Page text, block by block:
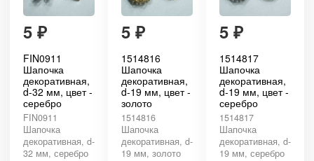
5 ₽
FIN0911
Шапочка
декоративная,
d-32 мм, цвет -
серебро
FIN0911
Шапочка
декоративная, d-
32 мм, серебро
5 ₽
1514816
Шапочка
декоративная,
d-19 мм, цвет -
золото
1514816
Шапочка
декоративная, d-
19 мм, золото
5 ₽
1514817
Шапочка
декоративная,
d-19 мм, цвет -
серебро
1514817
Шапочка
декоративная, d-
19 мм, серебро